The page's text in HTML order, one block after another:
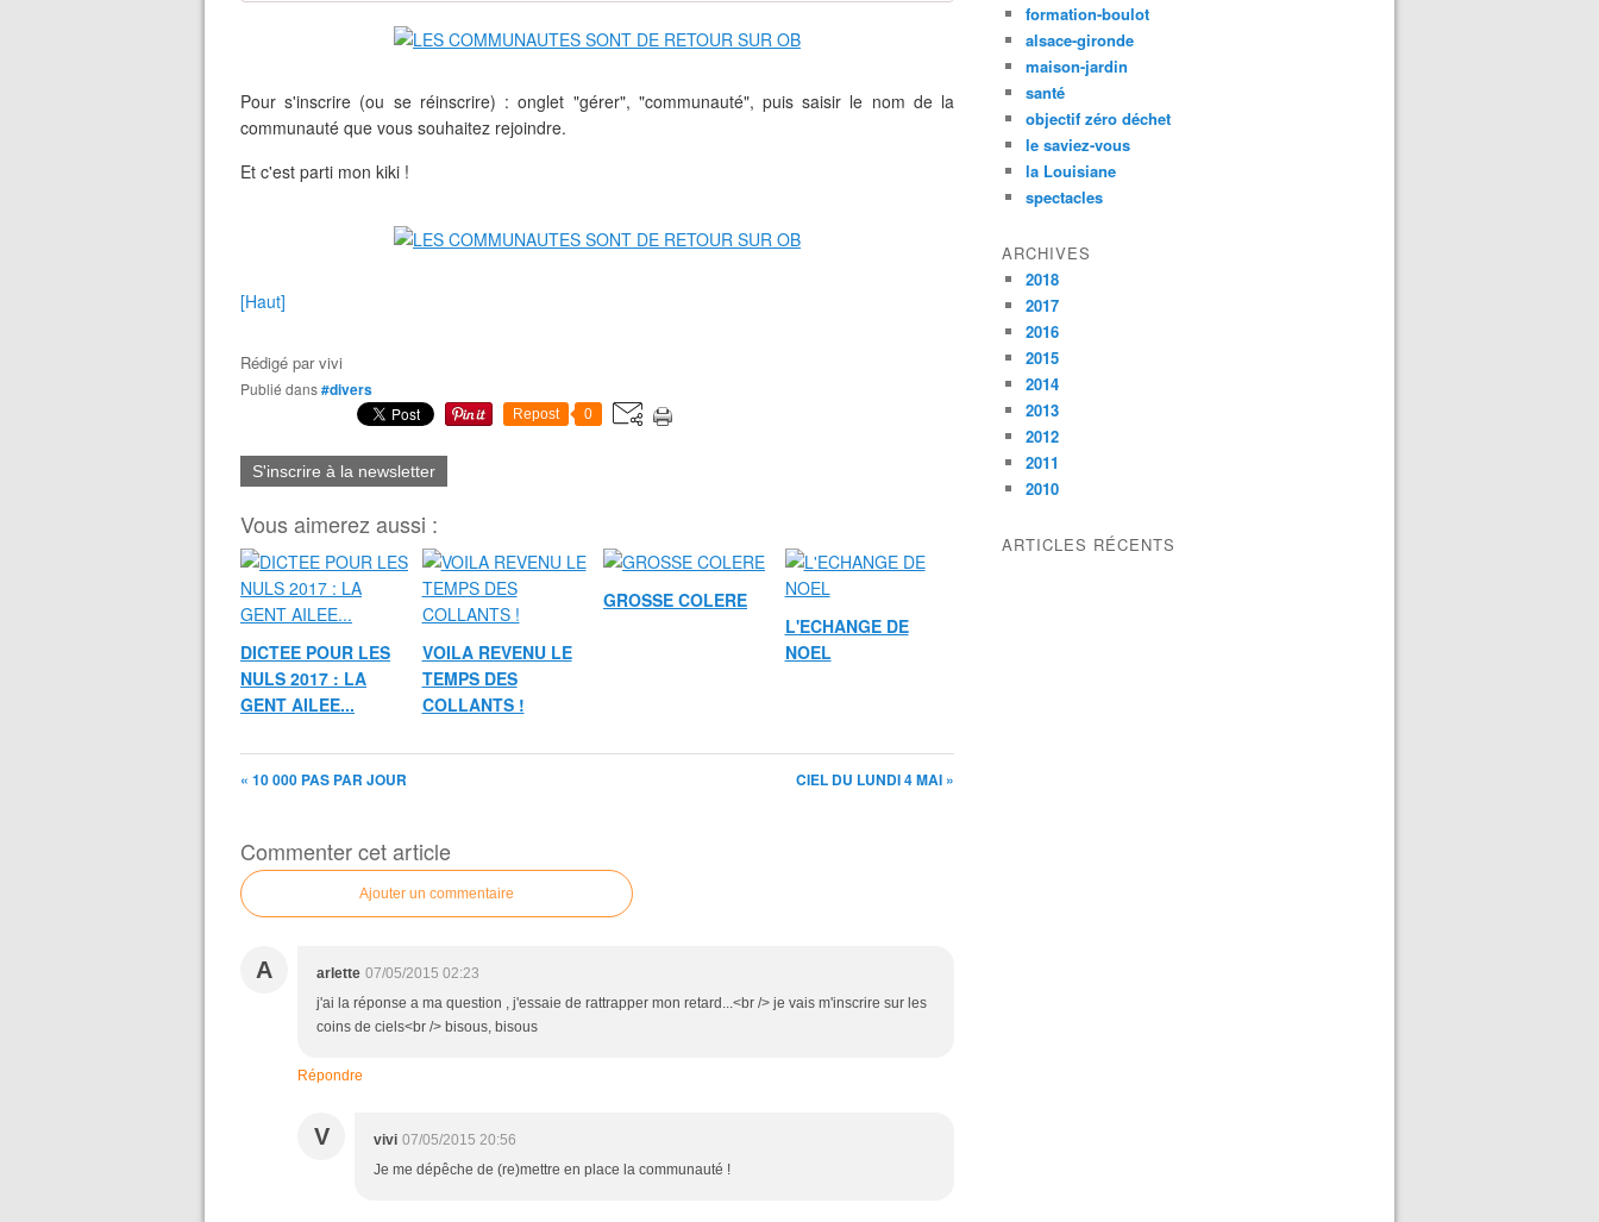
Pour s'inscrire (ou se réinscrire) : onglet "gérer", "communauté", puis saisir le nom de la
communauté que vous souhaitez rejoindre.
Et c'est parti mon kiki !
[Haut]
Rédigé parvivi
Publié dans#divers
Repost 0
S'inscrire à la newsletter
Vous aimerez aussi :
DICTEE POUR LES
NULS 2017 : LA
GENT AILEE...
VOILA REVENU LE
TEMPS DES
COLLANTS !
GROSSE COLERE
L'ECHANGE DE
NOEL
« 10 000 PAS PAR JOUR CIEL DU LUNDI 4 MAI »
Commenter cet article
Ajouter un commentaire
A arlette 07/05/2015 02:23
j'ai la réponse a ma question , j'essaie de rattrapper mon retard...<br /> je vais m'inscrire sur les
coins de ciels<br /> bisous, bisous
Répondre
V vivi 07/05/2015 20:56
Je me dépêche de (re)mettre en place la communauté !
formation-boulot
alsace-gironde
maison-jardin
santé
objectif zéro déchet
le saviez-vous
la Louisiane
spectacles
ARCHIVES
2018
2017
2016
2015
2014
2013
2012
2011
2010
ARTICLES RÉCENTS